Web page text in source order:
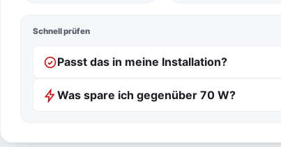
Schnell prüfen
Passt das in meine Installation?
Was spare ich gegenüber 70 W?